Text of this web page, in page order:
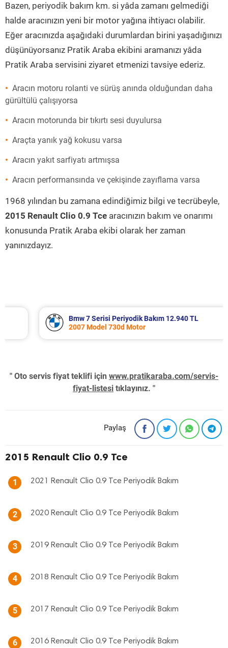
Bazen, periyodik bakım km. si yâda zamanı gelmediği
halde aracınızın yeni bir motor yağına ihtiyacı olabilir.
Eğer aracınızda aşağıdaki durumlardan birini yaşadığınızı
düşünüyorsanız Pratik Araba ekibini aramanızı yâda
Pratik Araba servisini ziyaret etmenizi tavsiye ederiz.
Aracın motoru rolanti ve sürüş anında olduğundan daha
gürültülü çalışıyorsa
Aracın motorunda bir tıkırtı sesi duyulursa
Araçta yanık yağ kokusu varsa
Aracın yakıt sarfiyatı artmışsa
Aracın performansında ve çekişinde zayıflama varsa
1968 yılından bu zamana edindiğimiz bilgi ve tecrübeyle,
2015 Renault Clio 0.9 Tce aracınızın bakım ve onarımı
konusunda Pratik Araba ekibi olarak her zaman
yanınızdayız.
Bmw 7 Serisi Periyodik Bakım 12.940 TL
2007 Model 730d Motor
" Oto servis fiyat teklifi için www.pratikaraba.com/servis-
fiyat-listesi tıklayınız. "
Paylaş
2015 Renault Clio 0.9 Tce
1 2021 Renault Clio 0.9 Tce Periyodik Bakım
2 2020 Renault Clio 0.9 Tce Periyodik Bakım
3 2019 Renault Clio 0.9 Tce Periyodik Bakım
4 2018 Renault Clio 0.9 Tce Periyodik Bakım
5 2017 Renault Clio 0.9 Tce Periyodik Bakım
6 2016 Renault Clio 0.9 Tce Periyodik Bakım